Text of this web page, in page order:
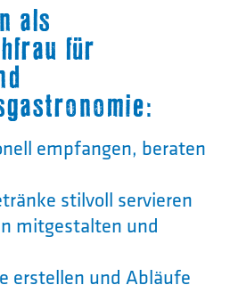
als
für
empfangen, beraten
stilvoll servieren
mitgestalten und
erstellen und Abläufe